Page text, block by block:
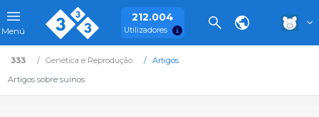
Menú
212.004
Utilizadores
333 Genética e Reprodução
Artigos
Artigos sobre suínos